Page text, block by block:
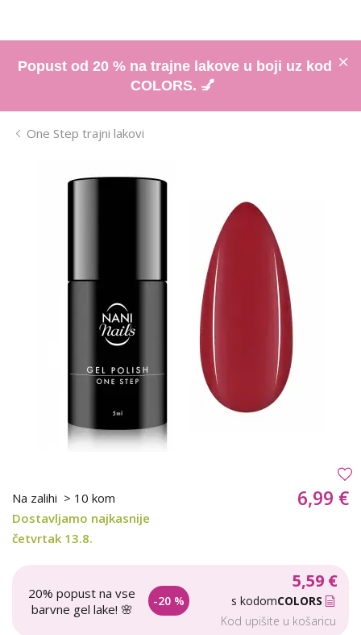
Popust od 20 % na trajne lakove u boji uz kod
COLORS. 💅
One Step trajni lakovi
Na zalihi > 10 kom
Dostavljamo najkasnije
četvrtak 13.8.
6,99 €
20% popust na vse
barvne gel lake! 🌸
-20 %
5,59 €
s kodomCOLORS
Kod upišite u košaricu